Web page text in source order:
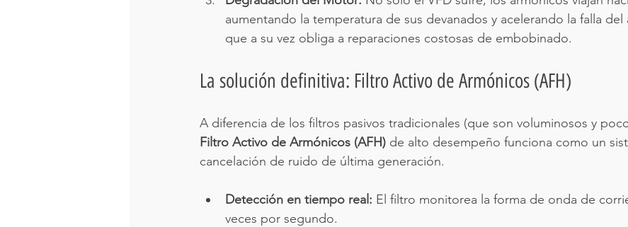
aumentando la temperatura de sus devanados y acelerando la falla del
que a su vez obliga a reparaciones costosas de embobinado.
La solución definitiva: Filtro Activo de Armónicos (AFH)
A diferencia de los filtros pasivos tradicionales (que son voluminosos y
Filtro Activo de Armónicos (AFH) de alto desempeño funciona como un
cancelación de ruido de última generación.
Detección en tiempo real: El filtro monitorea la forma de onda de
veces por segundo.